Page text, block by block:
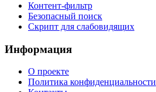
Контент-фильтр
Безопасный поиск
Скрипт для слабовидящих
Информация
О проекте
Политика конфиденциальности